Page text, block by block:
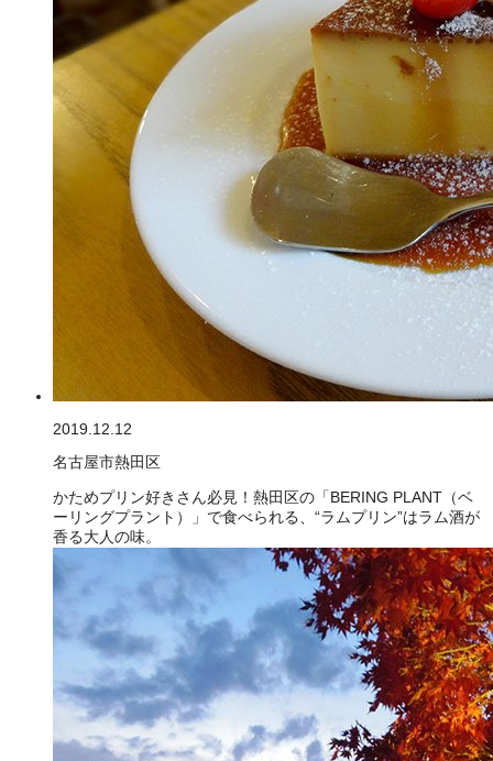
2019.12.12
名古屋市熱田区
かためプリン好きさん必見！熱田区の「BERING PLANT（ベ
ーリングプラント）」で食べられる、“ラムプリン”はラム酒が
香る大人の味。